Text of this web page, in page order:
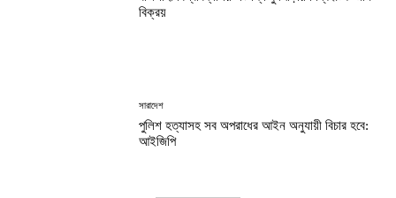
বিক্রয়
সারাদেশ
পুলিশ হত্যাসহ সব অপরাধের আইন অনুযায়ী বিচার হবে:
আইজিপি